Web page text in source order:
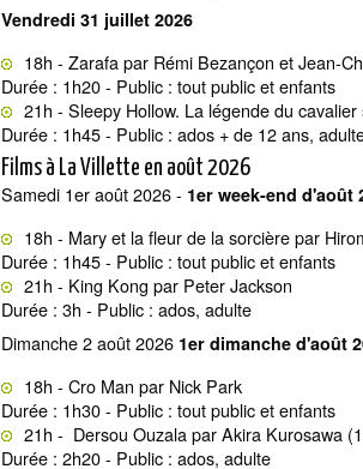
Vendredi 31 juillet 2026
18h - Zarafa par Rémi Bezançon et Jean-
Durée : 1h20 - Public : tout public et enfants
21h - Sleepy Hollow. La légende du
Durée : 1h45 - Public : ados + de 12 ans,
Films à La Villette en août 2026
Samedi 1er août 2026 - 1er week-end d'août
18h - Mary et la fleur de la sorcière par
Durée : 1h45 - Public : tout public et enfants
21h - King Kong par Peter Jackson
Durée : 3h - Public : ados, adulte
Dimanche 2 août 2026 1er dimanche d'août
18h - Cro Man par Nick Park
Durée : 1h30 - Public : tout public et enfants
21h - Dersou Ouzala par Akira Kurosawa
Durée : 2h20 - Public : ados, adulte